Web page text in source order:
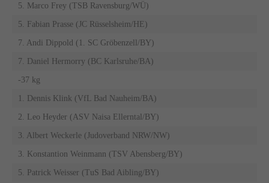
5. Marco Frey (TSB Ravensburg/WÜ)
5. Fabian Prasse (JC Rüsselsheim/HE)
7. Andi Dippold (1. SC Gröbenzell/BY)
7. Daniel Hermorry (BC Karlsruhe/BA)
-37 kg
1. Dennis Klink (VfL Bad Nauheim/BA)
2. Leo Heyder (ASV Naisa Ellerntal/BY)
3. Albert Weckerle (Judoverband NRW/NW)
3. Konstantion Weinmann (TSV Abensberg/BY)
5. Patrick Weisser (TuS Bad Aibling/BY)